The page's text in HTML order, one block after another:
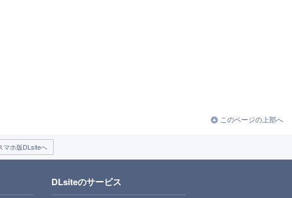
このページの上部へ
マホ版DLsiteへ
DLsiteのサービス